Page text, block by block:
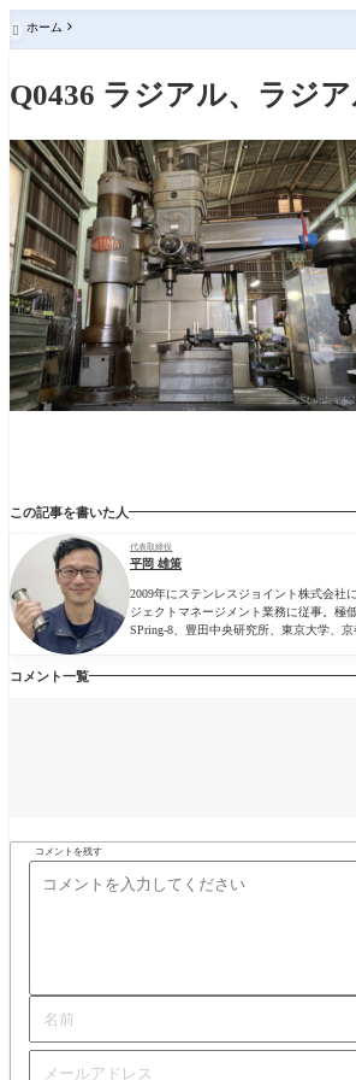
 ホーム
Q0436 ラジアル、ラジ
この記事を書いた人
代表取締役
平岡 雄策
2009年にステンレスジョイント株式会社
ジェクトマネージメント業務に従事。極
SPring-8、豊田中央研究所、東京大学、
コメント一覧
コメントを残す